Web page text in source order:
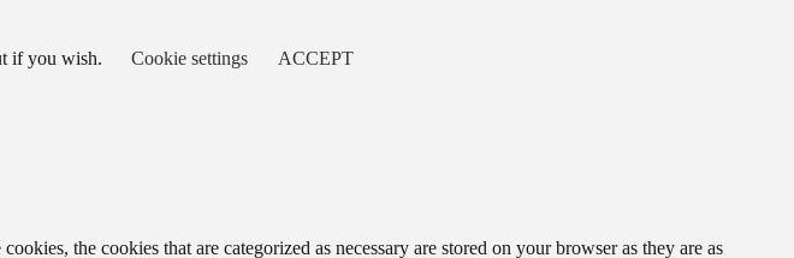
if you wish.
Cookie settings
ACCEPT
the cookies that are categorized as necessary are stored on your browser as they are as